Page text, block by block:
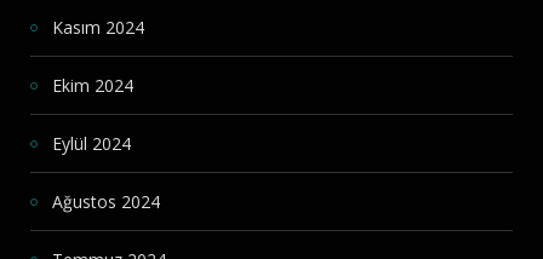
Kasım 2024
Ekim 2024
Eylül 2024
Ağustos 2024